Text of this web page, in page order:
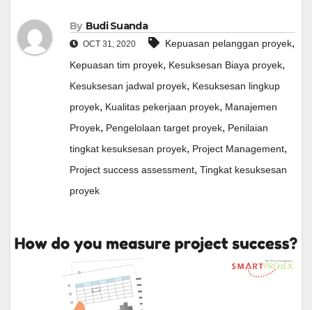
By Budi Suanda
OCT 31, 2020 Kepuasan pelanggan proyek,
Kepuasan tim proyek, Kesuksesan Biaya proyek,
Kesuksesan jadwal proyek, Kesuksesan lingkup
proyek, Kualitas pekerjaan proyek, Manajemen
Proyek, Pengelolaan target proyek, Penilaian
tingkat kesuksesan proyek, Project Management,
Project success assessment, Tingkat kesuksesan
proyek